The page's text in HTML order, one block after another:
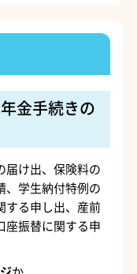
金手続きの
届け出、保険料の
、学生納付特例の
する申し出、産前
座振替に関する申